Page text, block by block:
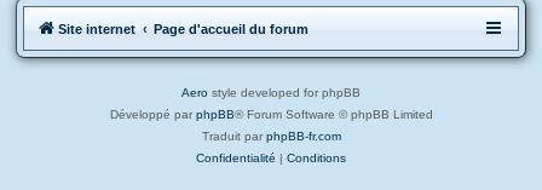
Site internet Page d'accueil du forum
Aero style developed for phpBB
Développé par phpBB® Forum Software © phpBB Limited
Traduit par phpBB-fr.com
Confidentialité | Conditions